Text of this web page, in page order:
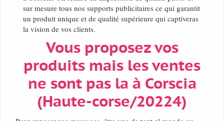
sur mesure tous nos supports publicitaires ce qui garantit
un produit unique et de qualité supérieure qui captiveras
la vision de vos clients.
Vous proposez vos
produits mais les ventes
ne sont pas la à Corscia
(Haute-corse/20224)